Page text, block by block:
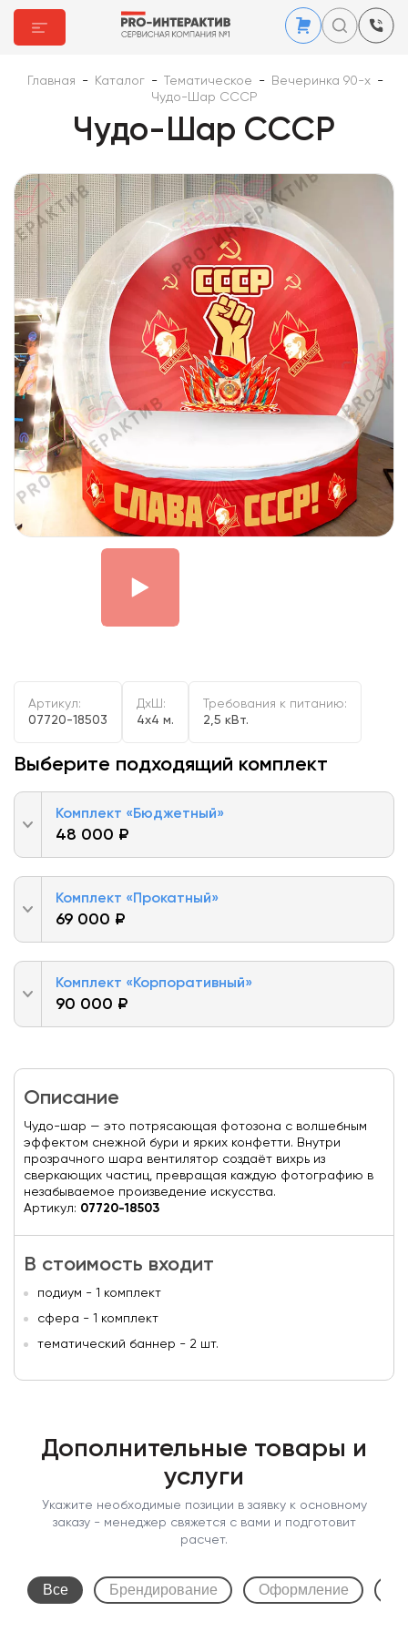
Главная - Каталог - Тематическое - Вечеринка 90-х -
Чудо-Шар СССР
Чудо-Шар СССР
Артикул:
07720-18503
ДxШ:
4x4 м.
Требования к питанию:
2,5 кВт.
Выберите подходящий комплект
Комплект «Бюджетный»
48 000 ₽
Комплект «Прокатный»
69 000 ₽
Комплект «Корпоративный»
90 000 ₽
Описание
Чудо-шар — это потрясающая фотозона с волшебным
эффектом снежной бури и ярких конфетти. Внутри
прозрачного шара вентилятор создаёт вихрь из
сверкающих частиц, превращая каждую фотографию в
незабываемое произведение искусства.
Артикул: 07720-18503
В стоимость входит
подиум - 1 комплект
сфера - 1 комплект
тематический баннер - 2 шт.
Дополнительные товары и
услуги
Укажите необходимые позиции в заявку к основному
заказу - менеджер свяжется с вами и подготовит
расчет.
Все Брендирование Оформление